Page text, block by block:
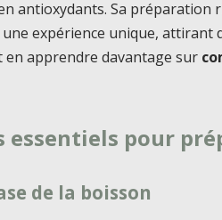
antioxydants. Sa préparation
expérience unique, attirant
apprendre davantage sur
essentiels pour
de la boisson